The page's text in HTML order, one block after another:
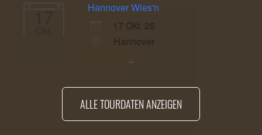
17
Hannover Wies'n
17 Okt. 26
Hannover
...
ALLE TOURDATEN ANZEIGEN